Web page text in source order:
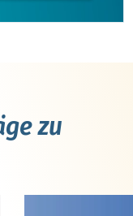
zu